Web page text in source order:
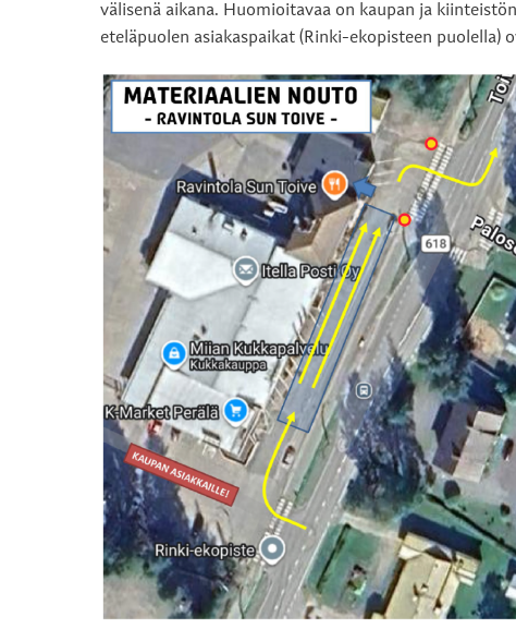
välisenä aikana. Huomioitavaa on kaupan ja
eteläpuolen asiakaspaikat (Rinki-ekopisteen puolella)